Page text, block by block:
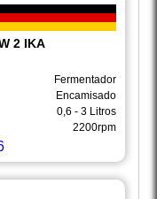
2 IKA
Fermentador
Encamisado
0,6 - 3 Litros
2200rpm